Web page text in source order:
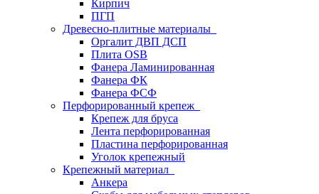
Кирпич
ПГП
Древесно-плитные материалы
Оргалит ДВП ДСП
Плита OSB
Фанера Ламинированная
Фанера ФК
Фанера ФСФ
Перфорированный крепеж
Крепеж для бруса
Лента перфорированная
Пластина перфорированная
Уголок крепежный
Крепежный материал
Анкера